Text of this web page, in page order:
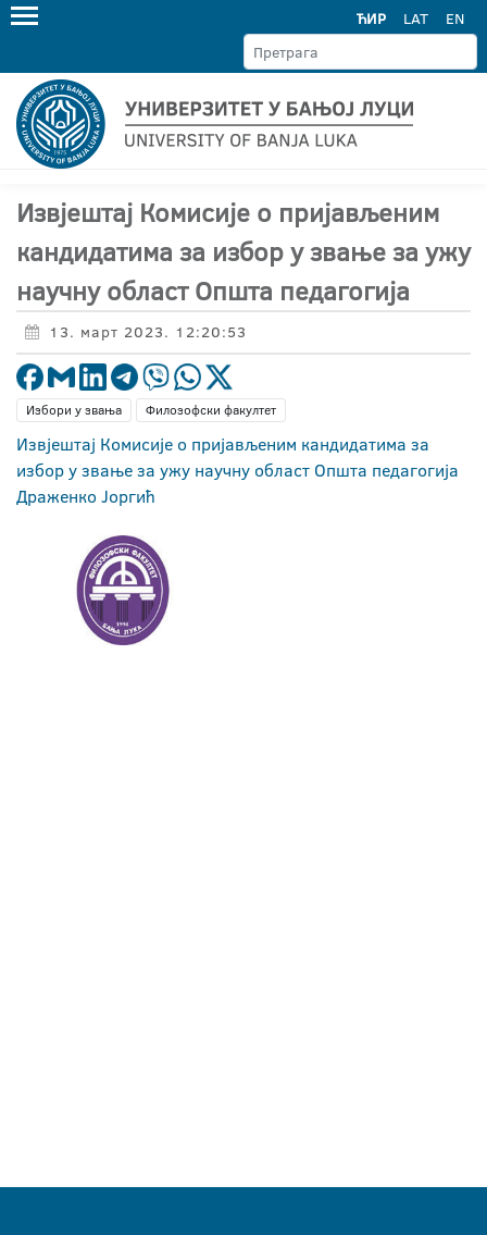
ЋИР LAT EN
Извјештај Комисије о пријављеним
кандидатима за избор у звање за ужу
научну област Општа педагогија
13. март 2023. 12:20:53
Избори у звања Филозофски факултет
Извјештај Комисије о пријављеним кандидатима за
избор у звање за ужу научну област Општа педагогија
Драженко Јоргић